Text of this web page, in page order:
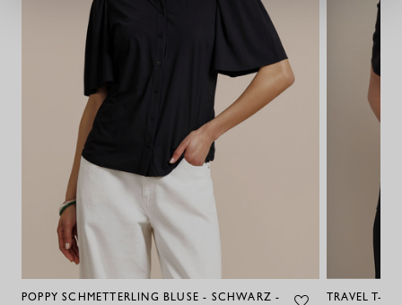
POPPY SCHMETTERLING BLUSE - SCHWARZ -
TRAVEL T-